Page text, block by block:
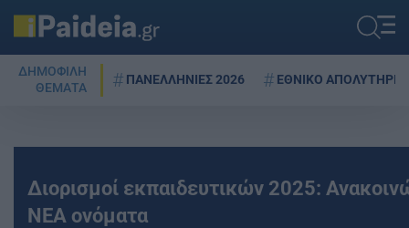
ΔΗΜΟΦΙΛΗ
ΘΕΜΑΤΑ
ΠΑΝΕΛΛΗΝΙΕΣ 2026 ΕΘΝΙΚΟ ΑΠΟΛΥΤΗΡΙΟ
Διορισμοί εκπαιδευτικών 2025:
ΝΕΑ ονόματα